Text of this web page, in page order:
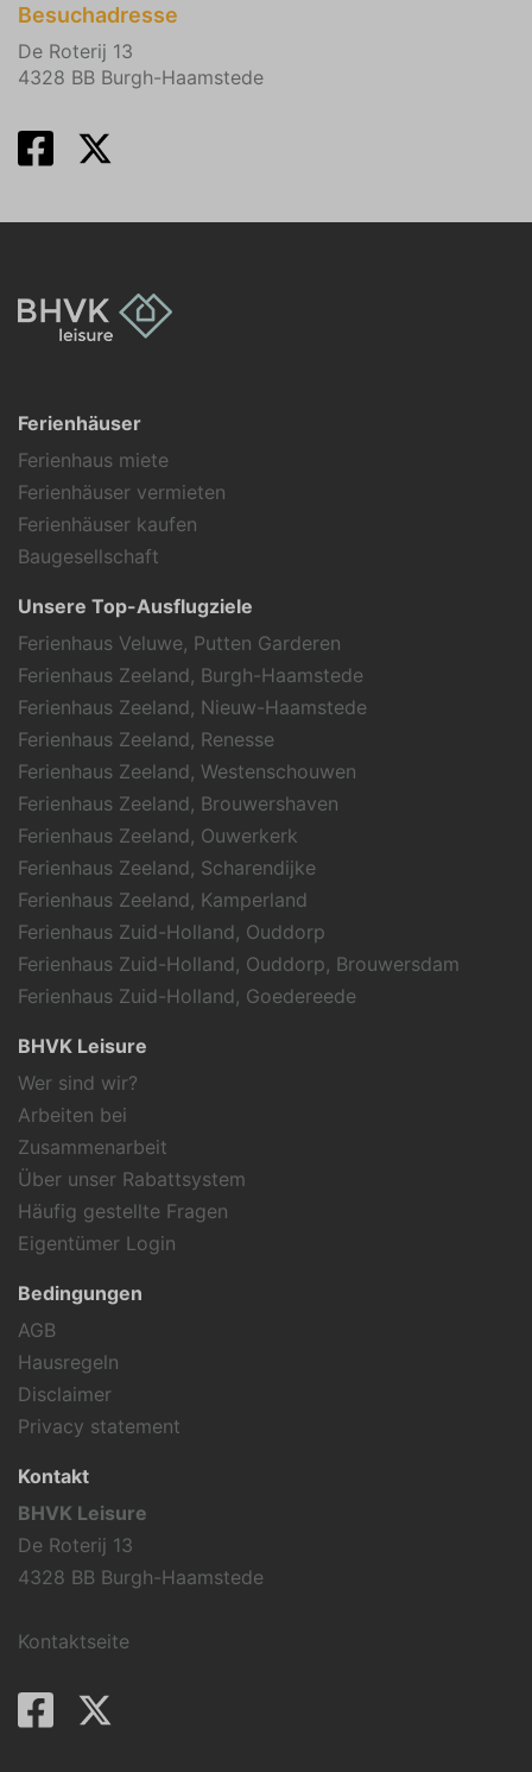
Urlaubsthema
Geschichte & Kultur
Sportlich
Besuchadresse
De Roterij 13
4328 BB Burgh-Haamstede
Ferienhäuser
Ferienhaus miete
Ferienhäuser vermieten
Ferienhäuser kaufen
Baugesellschaft
Unsere Top-Ausflugziele
Ferienhaus Veluwe, Putten Garderen
Ferienhaus Zeeland, Burgh-Haamstede
Ferienhaus Zeeland, Nieuw-Haamstede
Ferienhaus Zeeland, Renesse
Ferienhaus Zeeland, Westenschouwen
Ferienhaus Zeeland, Brouwershaven
Ferienhaus Zeeland, Ouwerkerk
Ferienhaus Zeeland, Scharendijke
Ferienhaus Zeeland, Kamperland
Ferienhaus Zuid-Holland, Ouddorp
Ferienhaus Zuid-Holland, Ouddorp, Brouwersdam
Ferienhaus Zuid-Holland, Goedereede
BHVK Leisure
Wer sind wir?
Arbeiten bei
Zusammenarbeit
Über unser Rabattsystem
Häufig gestellte Fragen
Eigentümer Login
Bedingungen
AGB
Hausregeln
Disclaimer
Privacy statement
Kontakt
BHVK Leisure
De Roterij 13
4328 BB Burgh-Haamstede
Kontaktseite